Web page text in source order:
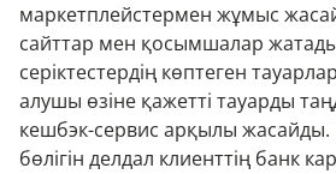
маркетплейстермен жұмыс
сайттар мен қосымшалар
серіктестердің көптеген
алушы өзіне қажетті тауарды
кешбэк-сервис арқылы
бөлігін делдал клиенттің банк